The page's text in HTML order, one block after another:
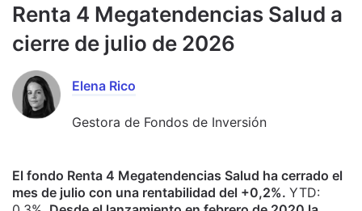
Renta 4 Megatendencias Salud a
cierre de julio de 2026
Elena Rico
Gestora de Fondos de Inversión
El fondo Renta 4 Megatendencias Salud ha cerrado el
mes de julio con una rentabilidad del +0,2%. YTD: